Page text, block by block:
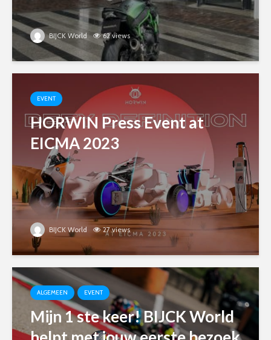
BIJCK World 62 views
EVENT
HORWIN Press Event at
EICMA 2023
BIJCK World 27 views
ALGEMEEN EVENT
Mijn 1 ste keer! BIJCK World